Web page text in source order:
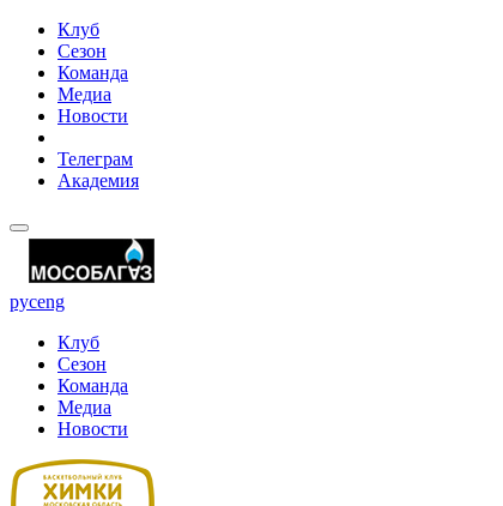
Клуб
Сезон
Команда
Медиа
Новости
Телеграм
Академия
русeng
Клуб
Сезон
Команда
Медиа
Новости